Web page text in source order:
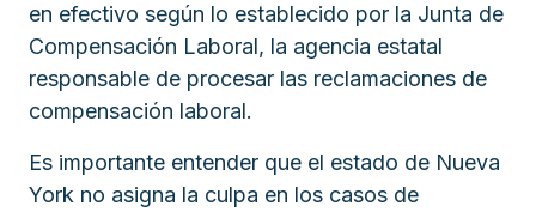
en efectivo según lo establecido por la Junta de
Compensación Laboral, la agencia estatal
responsable de procesar las reclamaciones de
compensación laboral.
Es importante entender que el estado de Nueva
York no asigna la culpa en los casos de